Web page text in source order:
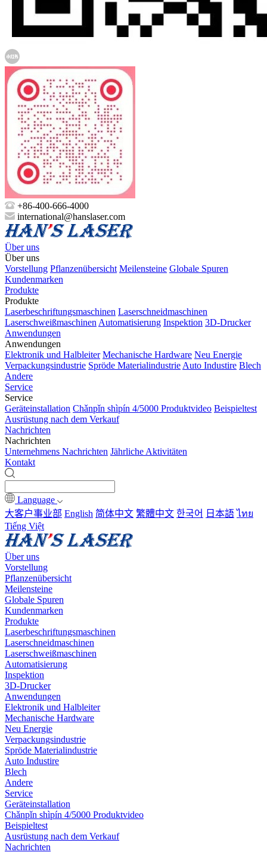
+86-400-666-4000
international@hanslaser.com
Über uns
Über uns
Vorstellung Pflanzenübersicht Meilensteine Globale Spuren
Kundenmarken
Produkte
Produkte
Laserbeschriftungsmaschinen Laserschneidmaschinen
Laserschweißmaschinen Automatisierung Inspektion 3D-Drucker
Anwendungen
Anwendungen
Elektronik und Halbleiter Mechanische Hardware Neu Energie
Verpackungsindustrie Spröde Materialindustrie Auto Industire Blech
Andere
Service
Service
Geräteinstallation Chǎnpǐn shìpín 4/5000 Produktvideo Beispieltest
Ausrüstung nach dem Verkauf
Nachrichten
Nachrichten
Unternehmens Nachrichten Jährliche Aktivitäten
Kontakt
Language
大客户事业部 English 简体中文 繁體中文 한국어 日本語 ไทย
Tiếng Việt
Über uns
Vorstellung
Pflanzenübersicht
Meilensteine
Globale Spuren
Kundenmarken
Produkte
Laserbeschriftungsmaschinen
Laserschneidmaschinen
Laserschweißmaschinen
Automatisierung
Inspektion
3D-Drucker
Anwendungen
Elektronik und Halbleiter
Mechanische Hardware
Neu Energie
Verpackungsindustrie
Spröde Materialindustrie
Auto Industire
Blech
Andere
Service
Geräteinstallation
Chǎnpǐn shìpín 4/5000 Produktvideo
Beispieltest
Ausrüstung nach dem Verkauf
Nachrichten